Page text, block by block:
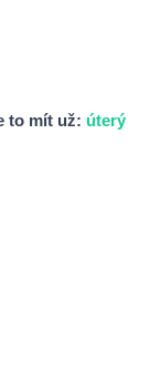
to mít už: úterý